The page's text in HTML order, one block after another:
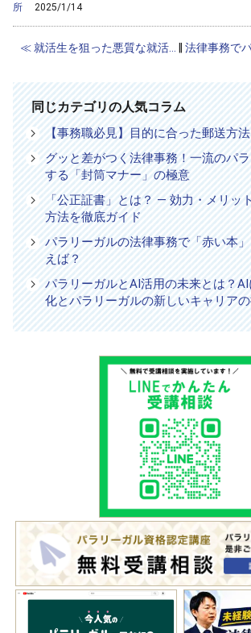
所
2025/1/14
≪ 就活生を狙った悪質な就活... 法律事務で
同じカテゴリの人気コラム
【事務職必見】目的に合った郵送方
グッと差がつく法律事務！一流のパ
する「封筒マナー」の極意
「公正証書」とは？ — 効力・メリッ
方法を徹底ガイド
パラリーガルの法律事務で「赤い本
えば？
パラリーガルとAI活用の未来とは？
化とパラリーガルの新しいキャリア